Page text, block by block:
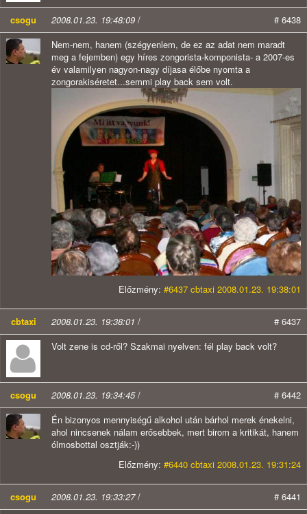
csogu 2008.01.23. 19:48:09 /
# 6438
Nem-nem, hanem (szégyenlem, de ez az adat nem maradt
meg a fejemben) egy híres zongorista-komponista- a 2007-es
év valamilyen nagyon-nagy díjasa élőbe nyomta a
zongorakiséretet...semmi play back sem volt.
Előzmény: #6437 cbtaxi 2008.01.23. 19:38:01
cbtaxi 2008.01.23. 19:38:01 /
# 6437
Volt zene is cd-ről? Szakmai nyelven: fél play back volt?
csogu 2008.01.23. 19:34:45/
# 6442
Én bizonyos mennyiségű alkohol után bárhol merek énekelni,
ahol nincsenek nálam erősebbek, mert birom a kritikát, hanem
ólmosbottal osztják:-))
Előzmény: #6440 cbtaxi 2008.01.23. 19:31:24
csogu 2008.01.23. 19:33:27/
# 6441